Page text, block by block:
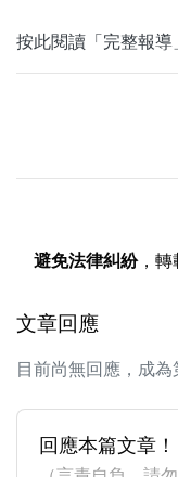
按此閱讀「完整報導
避免法律糾紛，轉
文章回應
目前尚無回應，成為
回應本篇文章！